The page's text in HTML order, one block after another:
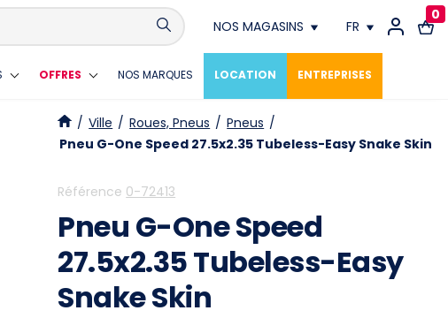
NOS MAGASINS
Conthey
Crissier
Lausanne
Meyrin
FR
FR
0
OFFRES NOS MARQUES LOCATION ENTREPRISES
/ Ville / Roues, Pneus / Pneus /
Pneu G-One Speed 27.5x2.35 Tubeless-Easy Snake Skin
Référence 0-72413
Pneu G-One Speed
27.5x2.35 Tubeless-Easy
Snake Skin